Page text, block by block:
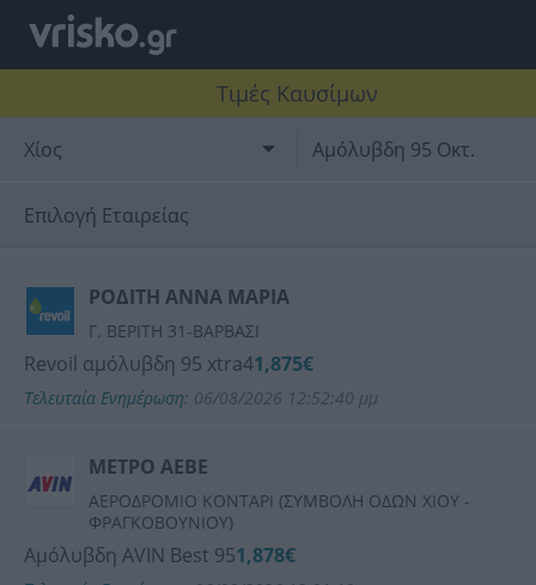
Τιμές Καυσίμων
Χίος Αμόλυβδη 95 Οκτ.
Επιλογή Εταιρείας
BP
ΕΛΙΝΟΙΛ
REVOIL
ΑΙΓΑΙΟ (AEGEAN)
ΡΟΔΙΤΗ ΑΝΝΑ ΜΑΡΙΑ
Γ. ΒΕΡΙΤΗ 31-ΒΑΡΒΑΣΙ
Revoil αμόλυβδη 95 xtra41,875€
Τελευταία Ενημέρωση: 06/08/2026 12:52:40 μμ
ΜΕΤΡΟ ΑΕΒΕ
ΑΕΡΟΔΡΟΜΙΟ ΚΟΝΤΑΡΙ (ΣΥΜΒΟΛΗ ΟΔΩΝ ΧΙΟΥ -
ΦΡΑΓΚΟΒΟΥΝΙΟΥ)
Αμόλυβδη AVIN Best 951,878€